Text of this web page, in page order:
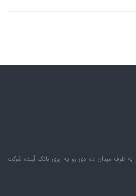
به طرف میدان ده دی رو به روی بانک ٱینده شرکت